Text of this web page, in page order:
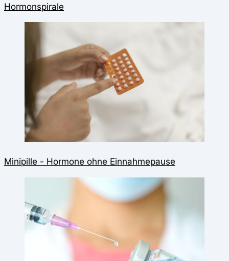
Hormonspirale
Minipille - Hormone ohne Einnahmepause